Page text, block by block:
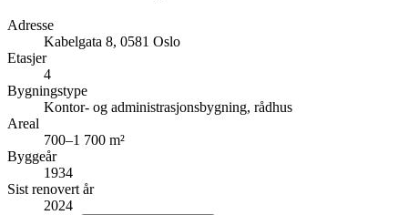
Adresse
Kabelgata 8, 0581 Oslo
Etasjer
4
Bygningstype
Kontor- og administrasjonsbygning, rådhus
Areal
700–1 700 m²
Byggeår
1934
Sist renovert år
2024